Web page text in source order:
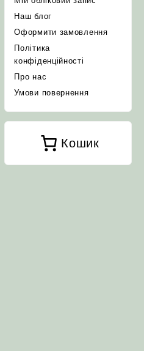
Наш блог
Оформити замовлення
Політика
конфіденційності
Про нас
Умови повернення
Кошик